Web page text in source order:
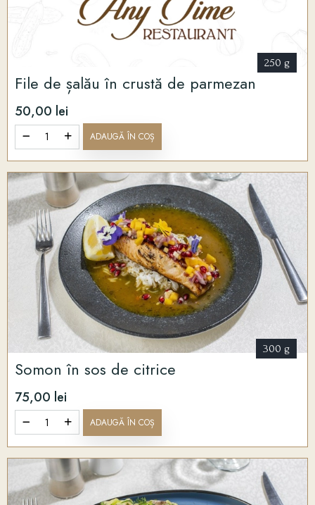
File de șalău în crustă de parmezan
250 g
50,00 lei
ADAUGĂ ÎN COȘ
Somon în sos de citrice
300 g
75,00 lei
ADAUGĂ ÎN COȘ